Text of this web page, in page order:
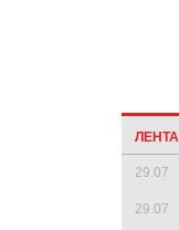
29.07
29.07